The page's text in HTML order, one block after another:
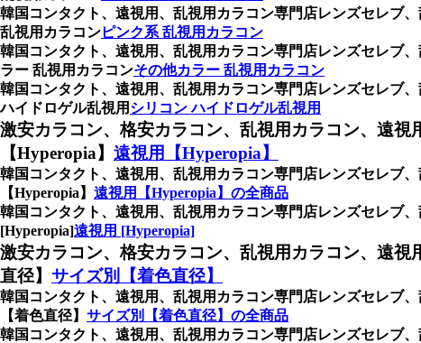
韓国コンタクト、遠視用、乱視用カラコン専門店レンズセレブ
乱視用カラコンピンク系 乱視用カラコン
韓国コンタクト、遠視用、乱視用カラコン専門店レンズセレブ
ラー 乱視用カラコンその他カラー 乱視用カラコン
韓国コンタクト、遠視用、乱視用カラコン専門店レンズセレブ
ハイドロゲル乱視用 シリコン ハイドロゲル乱視用
激安カラコン、格安カラコン、乱視用カラコン、遠
【Hyperopia】 遠視用【Hyperopia】
韓国コンタクト、遠視用、乱視用カラコン専門店レンズセレブ
【Hyperopia】 遠視用【Hyperopia】の全商品
韓国コンタクト、遠視用、乱視用カラコン専門店レンズセレブ
[Hyperopia]遠視用 [Hyperopia]
激安カラコン、格安カラコン、乱視用カラコン、遠
直径】 サイズ別【着色直径】
韓国コンタクト、遠視用、乱視用カラコン専門店レンズセレブ
【着色直径】 サイズ別【着色直径】の全商品
韓国コンタクト、遠視用、乱視用カラコン専門店レンズセレブ